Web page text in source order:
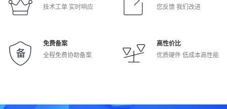
技术工单 实时响应
您反馈 我们改进
免费备案
全程免费协助备案
高性价比
优质硬件 低成本高性能